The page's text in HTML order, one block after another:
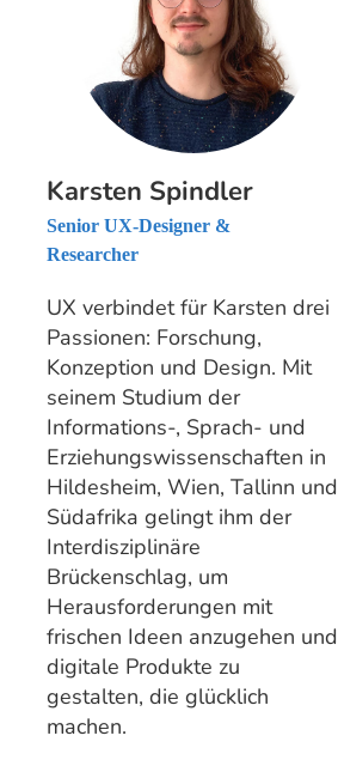
Karsten Spindler
Senior UX-Designer &
Researcher
UX verbindet für Karsten drei
Passionen: Forschung,
Konzeption und Design. Mit
seinem Studium der
Informations-, Sprach- und
Erziehungswissenschaften in
Hildesheim, Wien, Tallinn und
Südafrika gelingt ihm der
Interdisziplinäre
Brückenschlag, um
Herausforderungen mit
frischen Ideen anzugehen und
digitale Produkte zu
gestalten, die glücklich
machen.